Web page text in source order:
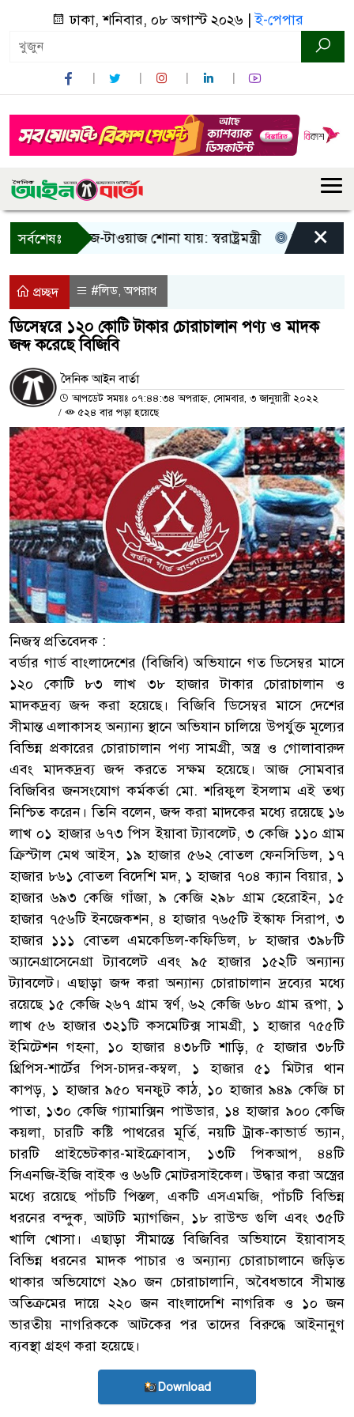
ঢাকা, শনিবার, ০৮ অগাস্ট ২০২৬ |ই-পেপার
সর্বশেষঃ
শুধু আওয়াজ-টাওয়াজ শোনা যায়: স্বরাষ্ট্রমন্ত্রী তিন দিনের
×
প্রচ্ছদ #লিড,অপরাধ
ডিসেম্বরে ১২০ কোটি টাকার চোরাচালান পণ্য ও মাদক
জব্দ করেছে বিজিবি
দৈনিক আইন বার্তা
আপডেট সময়ঃ ০৭:৪৪:৩৪ অপরাহ্ন, সোমবার, ৩ জানুয়ারী ২০২২
/
৫২৪ বার পড়া হয়েছে
নিজস্ব প্রতিবেদক :
বর্ডার গার্ড বাংলাদেশের (বিজিবি) অভিযানে গত ডিসেম্বর মাসে
১২০ কোটি ৮৩ লাখ ৩৮ হাজার টাকার চোরাচালান ও
মাদকদ্রব্য জব্দ করা হয়েছে। বিজিবি ডিসেম্বর মাসে দেশের
সীমান্ত এলাকাসহ অন্যান্য স্থানে অভিযান চালিয়ে উপর্যুক্ত মূল্যের
বিভিন্ন প্রকারের চোরাচালান পণ্য সামগ্রী, অস্ত্র ও গোলাবারুদ
এবং মাদকদ্রব্য জব্দ করতে সক্ষম হয়েছে। আজ সোমবার
বিজিবির জনসংযোগ কর্মকর্তা মো. শরিফুল ইসলাম এই তথ্য
নিশ্চিত করেন। তিনি বলেন, জব্দ করা মাদকের মধ্যে রয়েছে ১৬
লাখ ০১ হাজার ৬৭৩ পিস ইয়াবা ট্যাবলেট, ৩ কেজি ১১০ গ্রাম
ক্রিস্টাল মেথ আইস, ১৯ হাজার ৫৬২ বোতল ফেনসিডিল, ১৭
হাজার ৮৬১ বোতল বিদেশি মদ, ১ হাজার ৭০৪ ক্যান বিয়ার, ১
হাজার ৬৯৩ কেজি গাঁজা, ৯ কেজি ২৯৮ গ্রাম হেরোইন, ১৫
হাজার ৭৫৬টি ইনজেকশন, ৪ হাজার ৭৬৫টি ইস্কাফ সিরাপ, ৩
হাজার ১১১ বোতল এমকেডিল-কফিডিল, ৮ হাজার ৩৯৮টি
অ্যানেগ্রাসেনেগ্রা ট্যাবলেট এবং ৯৫ হাজার ১৫২টি অন্যান্য
ট্যাবলেট। এছাড়া জব্দ করা অন্যান্য চোরাচালান দ্রব্যের মধ্যে
রয়েছে ১৫ কেজি ২৬৭ গ্রাম স্বর্ণ, ৬২ কেজি ৬৮০ গ্রাম রূপা, ১
লাখ ৫৬ হাজার ৩২১টি কসমেটিক্স সামগ্রী, ১ হাজার ৭৫৫টি
ইমিটেশন গহনা, ১০ হাজার ৪৩৮টি শাড়ি, ৫ হাজার ৩৮টি
থ্রিপিস-শার্টের পিস-চাদর-কম্বল, ১ হাজার ৫১ মিটার থান
কাপড়, ১ হাজার ৯৫০ ঘনফুট কাঠ, ১০ হাজার ৯৪৯ কেজি চা
পাতা, ১৩০ কেজি গ্যামাক্সিন পাউডার, ১৪ হাজার ৯০০ কেজি
কয়লা, চারটি কষ্টি পাথরের মূর্তি, নয়টি ট্রাক-কাভার্ড ভ্যান,
চারটি প্রাইভেটকার-মাইক্রোবাস, ১৩টি পিকআপ, ৪৪টি
সিএনজি-ইজি বাইক ও ৬৬টি মোটরসাইকেল। উদ্ধার করা অস্ত্রের
মধ্যে রয়েছে পাঁচটি পিস্তল, একটি এসএমজি, পাঁচটি বিভিন্ন
ধরনের বন্দুক, আটটি ম্যাগজিন, ১৮ রাউন্ড গুলি এবং ৩৫টি
খালি খোসা। এছাড়া সীমান্তে বিজিবির অভিযানে ইয়াবাসহ
বিভিন্ন ধরনের মাদক পাচার ও অন্যান্য চোরাচালানে জড়িত
থাকার অভিযোগে ২৯০ জন চোরাচালানি, অবৈধভাবে সীমান্ত
অতিক্রমের দায়ে ২২০ জন বাংলাদেশি নাগরিক ও ১০ জন
ভারতীয় নাগরিককে আটকের পর তাদের বিরুদ্ধে আইনানুগ
ব্যবস্থা গ্রহণ করা হয়েছে।
Download